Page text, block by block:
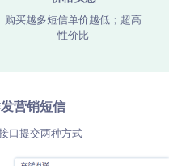
购买越多短信单价越低；超高
性价比
营销短信
口提交两种方式